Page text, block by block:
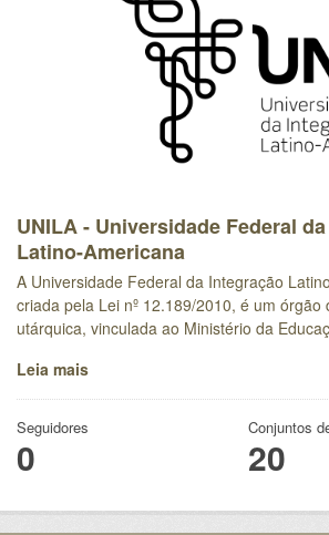
UNILA - Universidade Federal
Latino-Americana
A Universidade Federal da Integração
criada pela Lei nº 12.189/2010, é um
utárquica, vinculada ao Ministério da
Leia mais
Seguidores
0
Conjuntos
20